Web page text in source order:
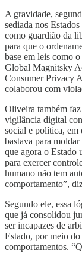
A gravidade,
sediada nos
como guardião da
para que o
base em leis como
Global Magnitsky
Consumer Privacy
colaborou com
Oliveira também
vigilância digital
social e política, em
bastava para
que agora o Estado
para exercer
humano não tem
comportamento”,
Segundo ele, essa
que já consolidou
ser incapazes de
Estado, por meio
comportamentos.